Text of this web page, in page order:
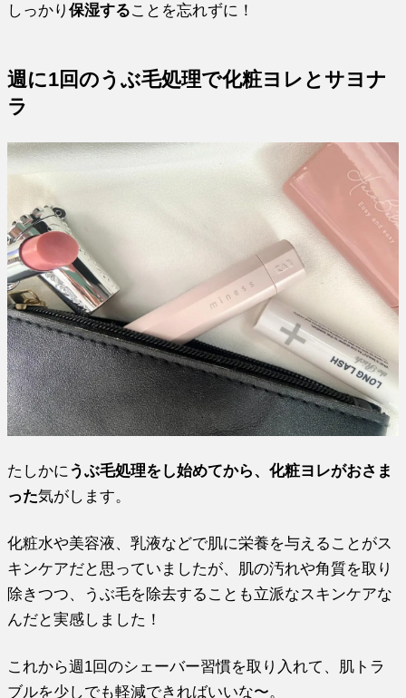
しっかり保湿することを忘れずに！
週に1回のうぶ毛処理で化粧ヨレとサヨナ
ラ
たしかに うぶ毛処理をし始めてから、化粧ヨレがおさま
った気がします。
化粧水や美容液、乳液などで肌に栄養を与えることがス
キンケアだと思っていましたが、肌の汚れや角質を取り
除きつつ、うぶ毛を除去することも立派なスキンケアな
んだと実感しました！
これから週1回のシェーバー習慣を取り入れて、肌トラ
ブルを少しでも軽減できればいいな〜。